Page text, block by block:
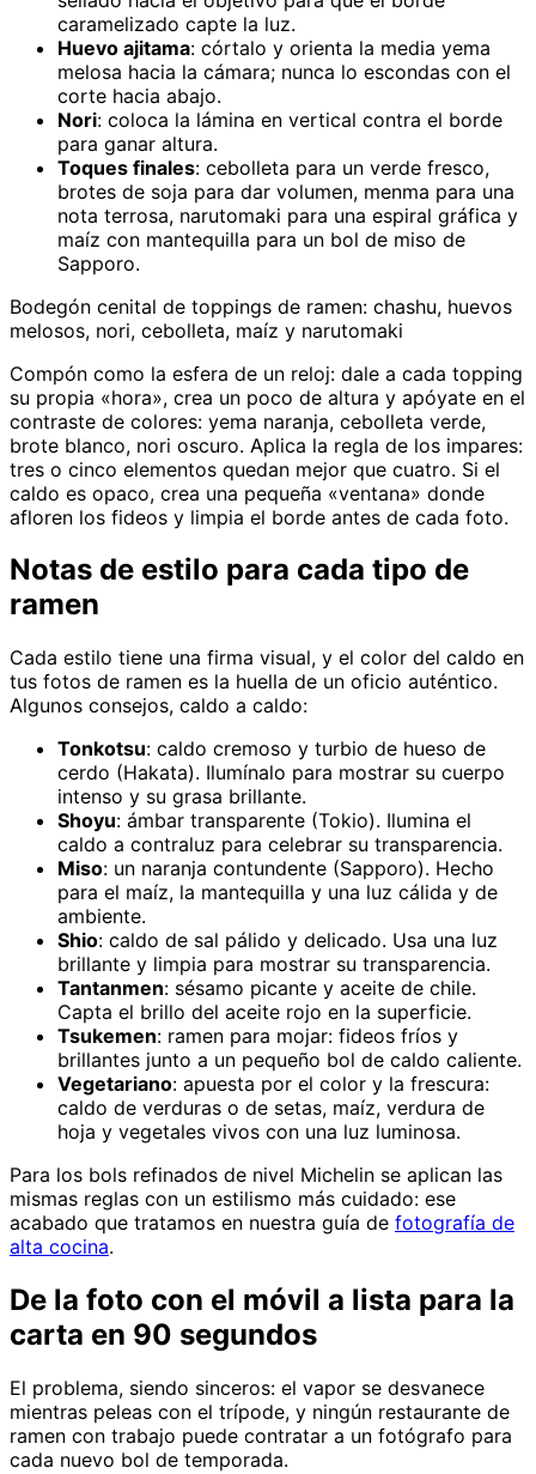
caramelizado capte la luz.
Huevo ajitama: córtalo y orienta la media yema
melosa hacia la cámara; nunca lo escondas con el
corte hacia abajo.
Nori: coloca la lámina en vertical contra el borde
para ganar altura.
Toques finales: cebolleta para un verde fresco,
brotes de soja para dar volumen, menma para una
nota terrosa, narutomaki para una espiral gráfica y
maíz con mantequilla para un bol de miso de
Sapporo.
Bodegón cenital de toppings de ramen: chashu, huevos
melosos, nori, cebolleta, maíz y narutomaki
Compón como la esfera de un reloj: dale a cada topping
su propia «hora», crea un poco de altura y apóyate en el
contraste de colores: yema naranja, cebolleta verde,
brote blanco, nori oscuro. Aplica la regla de los impares:
tres o cinco elementos quedan mejor que cuatro. Si el
caldo es opaco, crea una pequeña «ventana» donde
afloren los fideos y limpia el borde antes de cada foto.
Notas de estilo para cada tipo de
ramen
Cada estilo tiene una firma visual, y el color del caldo en
tus fotos de ramen es la huella de un oficio auténtico.
Algunos consejos, caldo a caldo:
Tonkotsu: caldo cremoso y turbio de hueso de
cerdo (Hakata). Ilumínalo para mostrar su cuerpo
intenso y su grasa brillante.
Shoyu: ámbar transparente (Tokio). Ilumina el
caldo a contraluz para celebrar su transparencia.
Miso: un naranja contundente (Sapporo). Hecho
para el maíz, la mantequilla y una luz cálida y de
ambiente.
Shio: caldo de sal pálido y delicado. Usa una luz
brillante y limpia para mostrar su transparencia.
Tantanmen: sésamo picante y aceite de chile.
Capta el brillo del aceite rojo en la superficie.
Tsukemen: ramen para mojar: fideos fríos y
brillantes junto a un pequeño bol de caldo caliente.
Vegetariano: apuesta por el color y la frescura:
caldo de verduras o de setas, maíz, verdura de
hoja y vegetales vivos con una luz luminosa.
Para los bols refinados de nivel Michelin se aplican las
mismas reglas con un estilismo más cuidado: ese
acabado que tratamos en nuestra guía de fotografía de
alta cocina.
De la foto con el móvil a lista para la
carta en 90 segundos
El problema, siendo sinceros: el vapor se desvanece
mientras peleas con el trípode, y ningún restaurante de
ramen con trabajo puede contratar a un fotógrafo para
cada nuevo bol de temporada.